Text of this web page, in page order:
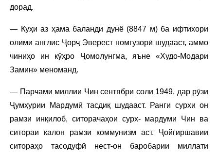
дорад.
— Куҳи аз ҳама баланди дунё (8847 м) ба ифтихори
олими англис Ҷорҷ Эверест номгузорӣ шудааст, аммо
чиниҳо ин кӯҳро Ҷомолунгма, яъне «Худо-Модари
Замин» меноманд.
— Парчами миллии Чин сентябри соли 1949, дар рӯзи
Ҷумҳурии Мардумӣ тасдиқ шудааст. Ранги сурхи он
рамзи инқилоб, ситорачаҳои сурх- мардуми Чин ва
ситораи калон рамзи коммунизм аст. Ҷойгиршавии
ситораҳо тасодуфӣ нест-он баробарии миллати